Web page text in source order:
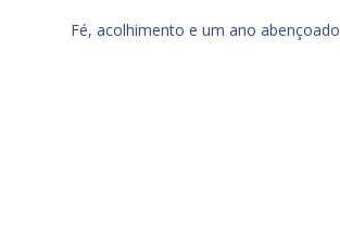
Fé, acolhimento e um ano abençoado